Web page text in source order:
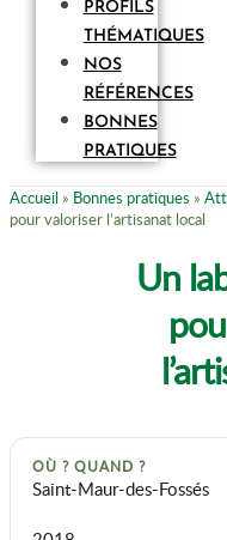
PROFILS
THÉMATIQUES
NOS
RÉFÉRENCES
BONNES
PRATIQUES
Accueil » Bonnes pratiques »
pour valoriser l’artisanat local
Un
OÙ ? QUAND ?
Saint-Maur-des-Fossés